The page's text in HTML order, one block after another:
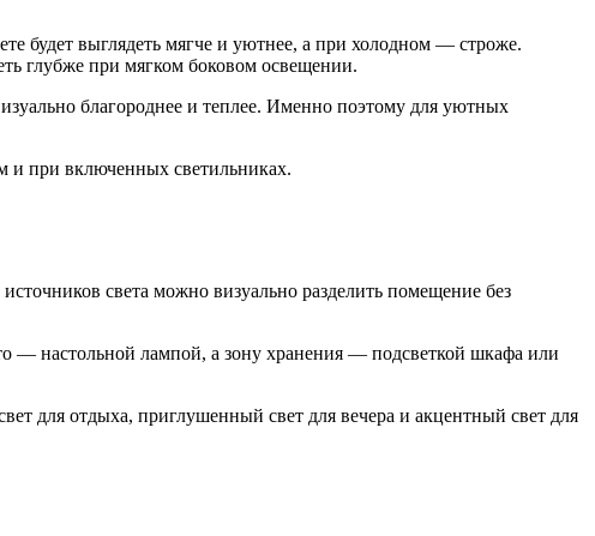
будет выглядеть мягче и уютнее, а при холодном — строже.
глубже при мягком боковом освещении.
благороднее и теплее. Именно поэтому для уютных
и при включенных светильниках.
света можно визуально разделить помещение без
— настольной лампой, а зону хранения — подсветкой шкафа или
для отдыха, приглушенный свет для вечера и акцентный свет для